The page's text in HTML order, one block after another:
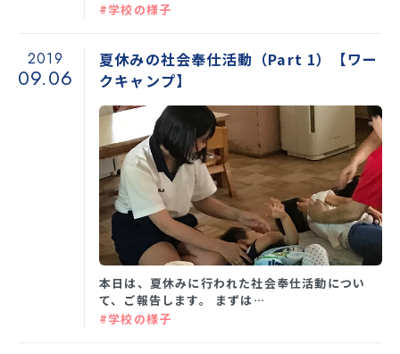
#学校の様子
2019
09.06
夏休みの社会奉仕活動（Part 1）【ワー
クキャンプ】
本日は、夏休みに行われた社会奉仕活動につい
て、ご報告します。 まずは…
#学校の様子